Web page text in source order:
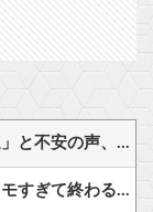
【賛否】 イカフロー導入で「キルゲー加速」と不安の声、塗りで貢献という”スプラらしさ”は失われてしまうのか
モすぎて終わる…